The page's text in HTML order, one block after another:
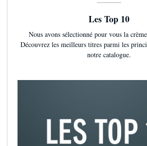
Les Top 10
Nous avons sélectionné pour vous la
Découvrez les meilleurs titres parmi les
notre catalogue.